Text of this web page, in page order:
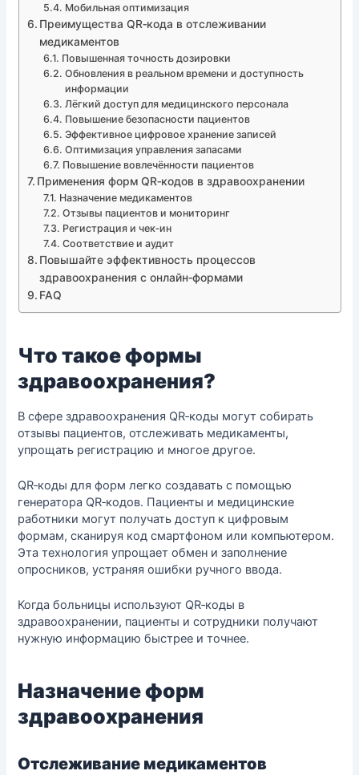
Мобильная оптимизация
Преимущества QR‑кода в отслеживании
медикаментов
Повышенная точность дозировки
Обновления в реальном времени и доступность
информации
Лёгкий доступ для медицинского персонала
Повышение безопасности пациентов
Эффективное цифровое хранение записей
Оптимизация управления запасами
Повышение вовлечённости пациентов
Применения форм QR‑кодов в здравоохранении
Назначение медикаментов
Отзывы пациентов и мониторинг
Регистрация и чек‑ин
Соответствие и аудит
Повышайте эффективность процессов
здравоохранения с онлайн‑формами
FAQ
Что такое формы
здравоохранения?
В сфере здравоохранения QR‑коды могут собирать
отзывы пациентов, отслеживать медикаменты,
упрощать регистрацию и многое другое.
QR‑коды для форм легко создавать с помощью
генератора QR‑кодов. Пациенты и медицинские
работники могут получать доступ к цифровым
формам, сканируя код смартфоном или компьютером.
Эта технология упрощает обмен и заполнение
опросников, устраняя ошибки ручного ввода.
Когда больницы используют QR‑коды в
здравоохранении, пациенты и сотрудники получают
нужную информацию быстрее и точнее.
Назначение форм
здравоохранения
Отслеживание медикаментов